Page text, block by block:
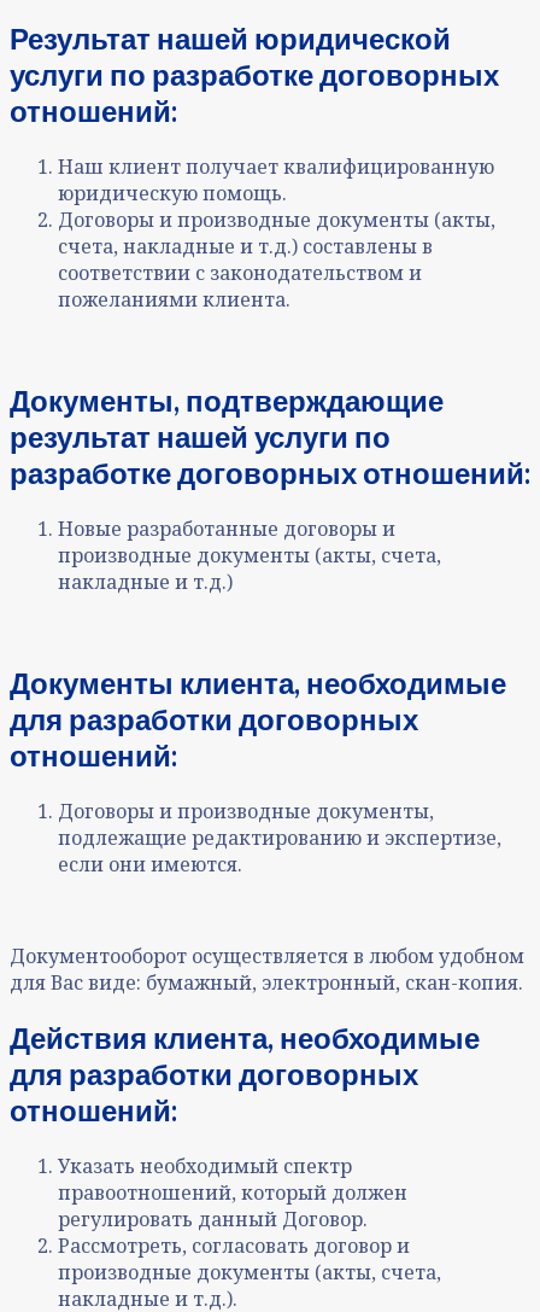
Результат нашей юридической
услуги по разработке договорных
отношений:
Наш клиент получает квалифицированную
юридическую помощь.
Договоры и производные документы (акты,
счета, накладные и т.д.) составлены в
соответствии с законодательством и
пожеланиями клиента.
Документы, подтверждающие
результат нашей услуги по
разработке договорных отношений:
Новые разработанные договоры и
производные документы (акты, счета,
накладные и т.д.)
Документы клиента, необходимые
для разработки договорных
отношений:
Договоры и производные документы,
подлежащие редактированию и экспертизе,
если они имеются.
Документооборот осуществляется в любом удобном
для Вас виде: бумажный, электронный, скан-копия.
Действия клиента, необходимые
для разработки договорных
отношений:
Указать необходимый спектр
правоотношений, который должен
регулировать данный Договор.
Рассмотреть, согласовать договор и
производные документы (акты, счета,
накладные и т.д.).